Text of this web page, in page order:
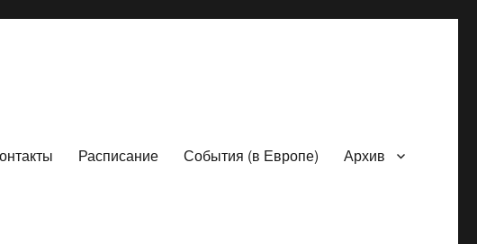
Расписание События (в Европе) Архив